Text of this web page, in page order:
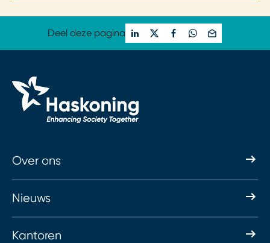
Deel deze pagina
Over ons
Nieuws
Kantoren